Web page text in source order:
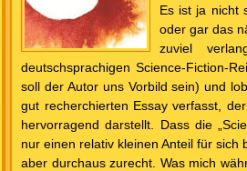
Es ist ja nicht
oder gar das
zuviel
deutschsprachigen Science-Fiction-
soll der Autor uns Vorbild sein) und
gut recherchierten Essay verfasst,
hervorragend darstellt. Dass die
nur einen relativ kleinen Anteil für
aber durchaus zurecht. Was mich